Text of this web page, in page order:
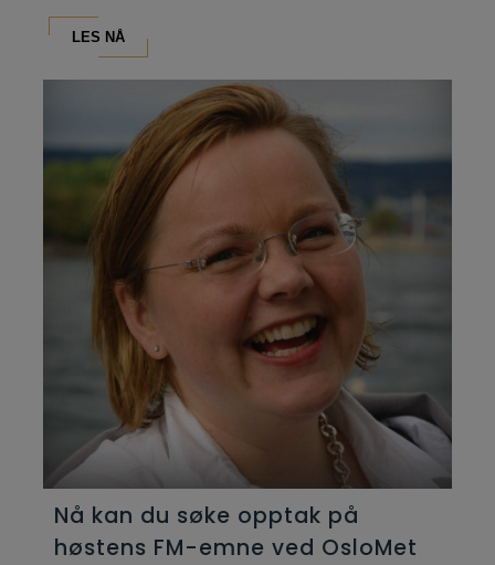
LES NÅ
Nå kan du søke opptak på
høstens FM-emne ved OsloMet